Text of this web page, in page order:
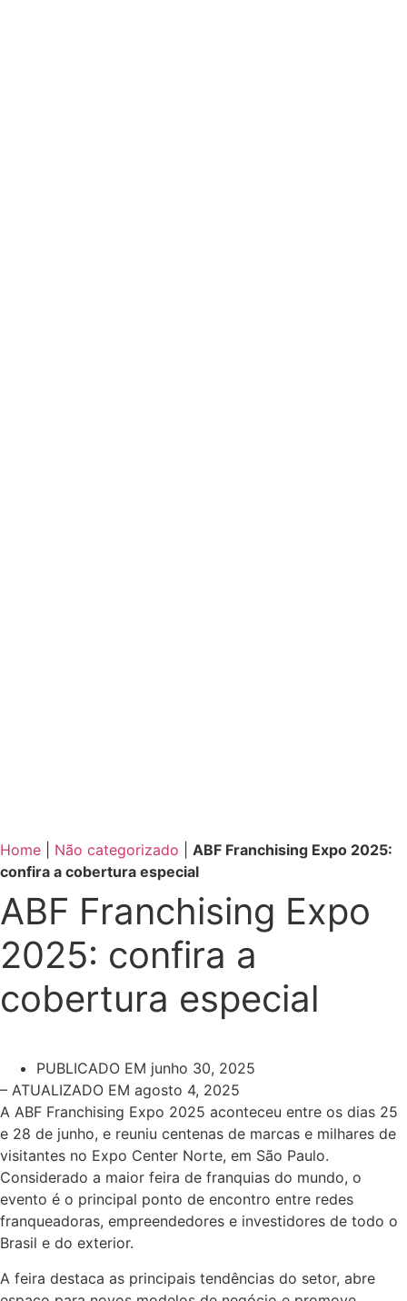
Home Não categorizado
ABF Franchising Expo 2025:
confira a cobertura especial
ABF Franchising Expo
2025: confira a
cobertura especial
PUBLICADO EM junho 30, 2025
– ATUALIZADO EM agosto 4, 2025
A ABF Franchising Expo 2025 aconteceu entre os dias 25
e 28 de junho, e reuniu centenas de marcas e milhares de
visitantes no Expo Center Norte, em São Paulo.
Considerado a maior feira de franquias do mundo, o
evento é o principal ponto de encontro entre redes
franqueadoras, empreendedores e investidores de todo o
Brasil e do exterior.
A feira destaca as principais tendências do setor, abre